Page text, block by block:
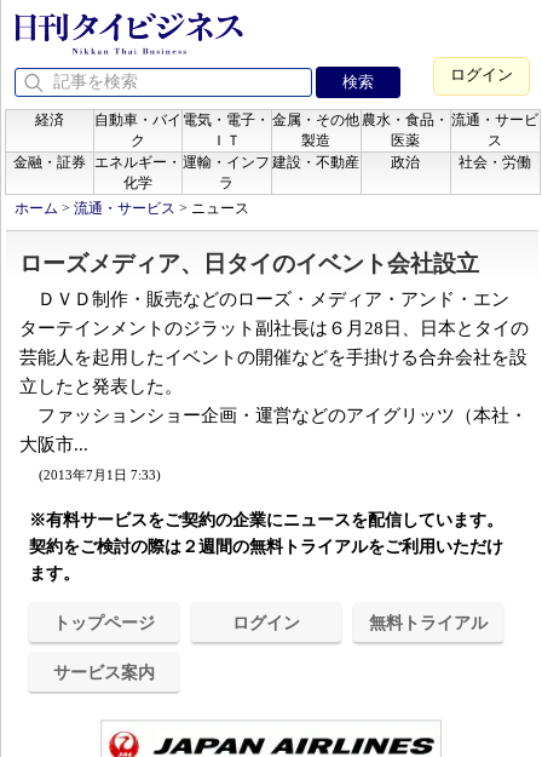
ログイン
経済
自動車・バイ
ク
電気・電子・
ＩＴ
金属・その他
製造
農水・食品・
医薬
流通・サービ
ス
金融・証券
エネルギー・
化学
運輸・インフ
ラ
建設・不動産 政治 社会・労働
ホーム > 流通・サービス > ニュース
ローズメディア、日タイのイベント会社設立
ＤＶＤ制作・販売などのローズ・メディア・アンド・エン
ターテインメントのジラット副社長は６月28日、日本とタイの
芸能人を起用したイベントの開催などを手掛ける合弁会社を設
立したと発表した。
ファッションショー企画・運営などのアイグリッツ（本社・
大阪市...
(2013年7月1日 7:33)
※有料サービスをご契約の企業にニュースを配信しています。
契約をご検討の際は２週間の無料トライアルをご利用いただけ
ます。
トップページ ログイン 無料トライアル
サービス案内